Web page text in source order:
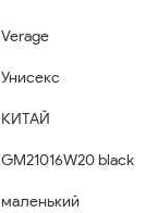
Verage
Унисекс
КИТАЙ
GM21016W20 black
маленький